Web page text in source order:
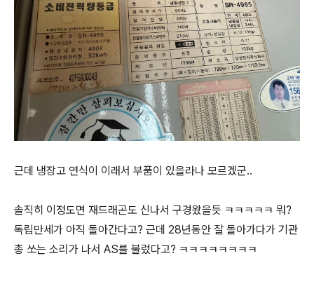
근데 냉장고 연식이 이래서 부품이 있을라나 모르겠군..
솔직히 이정도면 재드래곤도 신나서 구경왔을듯 ㅋㅋㅋㅋㅋ 뭐?
독립만세가 아직 돌아간다고? 근데 28년동안 잘 돌아가다가 기관
총 쏘는 소리가 나서 AS를 불렀다고? ㅋㅋㅋㅋㅋㅋㅋㅋ